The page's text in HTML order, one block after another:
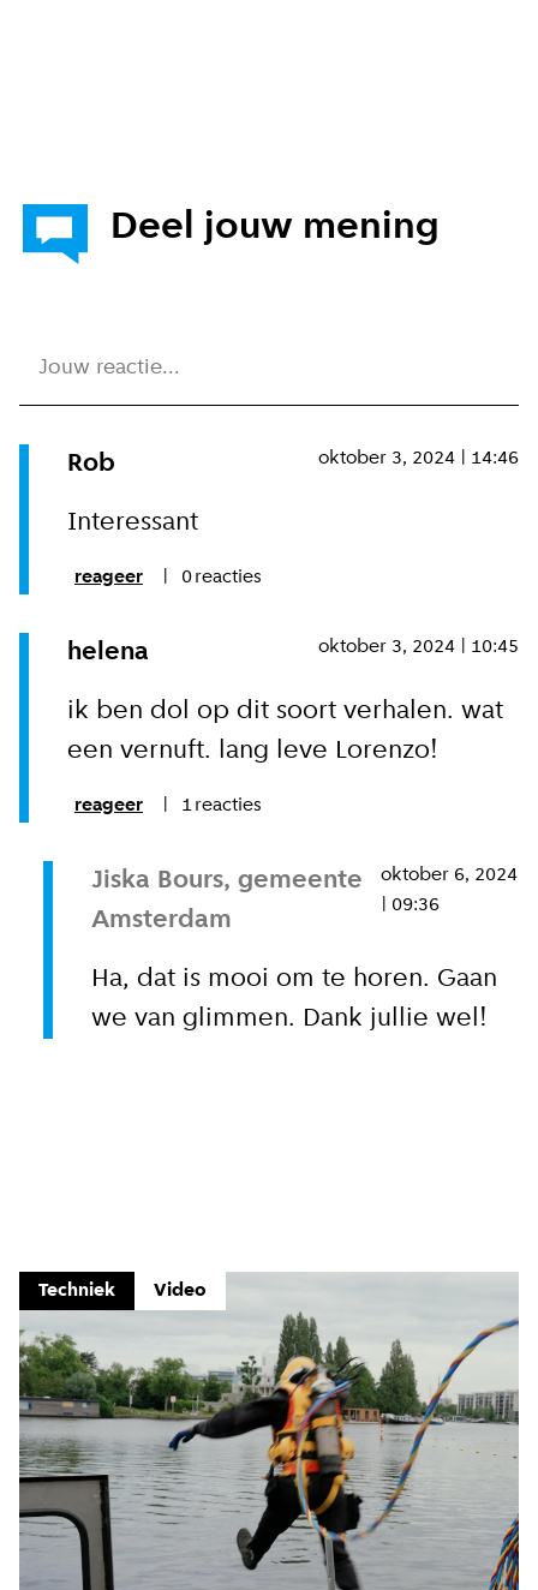
Deel jouw mening
Jouw reactie...
Rob oktober 3, 2024 | 14:46
Interessant
reageer 0reacties
helena oktober 3, 2024 | 10:45
ik ben dol op dit soort verhalen. wat
een vernuft. lang leve Lorenzo!
reageer 1reacties
Jiska Bours, gemeente
Amsterdam
oktober 6, 2024
| 09:36
Ha, dat is mooi om te horen. Gaan
we van glimmen. Dank jullie wel!
Techniek Video